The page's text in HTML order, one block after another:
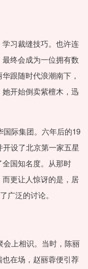
习裁缝技巧。也许连
终会成为一位拥有数
跟随时代浪潮南下，
开始倒卖紫檀木，迅
国际集团。六年后的19
设了北京第一家五星
国知名度。从那时
更让人惊讶的是，居
广泛的讨论。
会上相识。当时，陈丽
在场，赵丽蓉便引荐